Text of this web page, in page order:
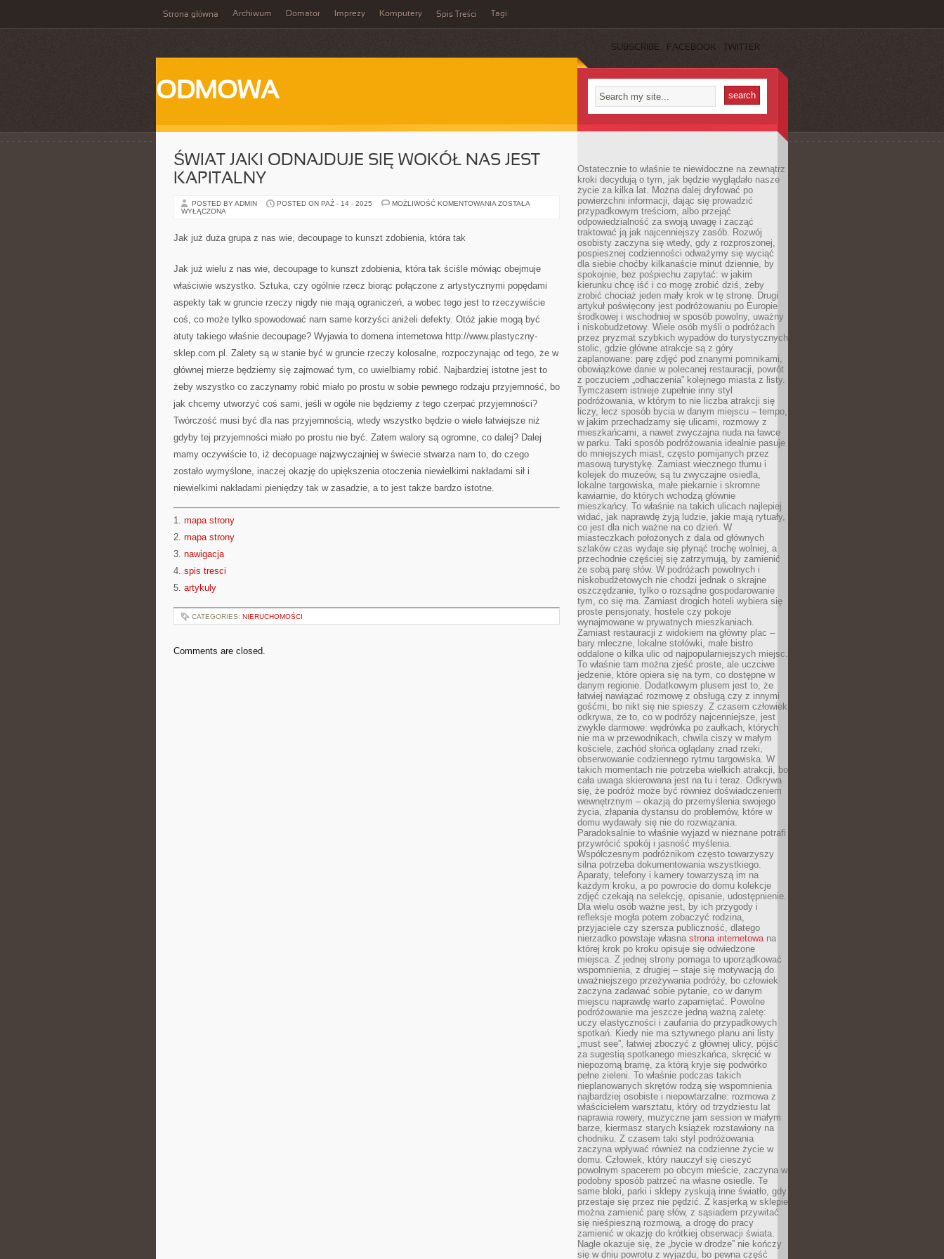
Strona główna Archiwum Domator Imprezy Komputery Spis Treści Tagi
SUBSCRIBE FACEBOOK TWITTER
ODMOWA
ŚWIAT JAKI ODNAJDUJE SIĘ WOKÓŁ NAS JEST
KAPITALNY
POSTED BY ADMIN POSTED ON PAŹ - 14 - 2025 MOŻLIWOŚĆ KOMENTOWANIA ŚWIAT
ZOSTAŁA
WYŁĄCZONA
Jak już duża grupa z nas wie, decoupage to kunszt zdobienia, która tak
Jak już wielu z nas wie, decoupage to kunszt zdobienia, która tak ściśle mówiąc obejmuje
właściwie wszystko. Sztuka, czy ogólnie rzecz biorąc połączone z artystycznymi popędami
aspekty tak w gruncie rzeczy nigdy nie mają ograniczeń, a wobec tego jest to rzeczywiście
coś, co może tylko spowodować nam same korzyści aniżeli defekty. Otóż jakie mogą być
atuty takiego właśnie decoupage? Wyjawia to domena internetowa http://www.plastyczny-
sklep.com.pl. Zalety są w stanie być w gruncie rzeczy kolosalne, rozpoczynając od tego, że w
głównej mierze będziemy się zajmować tym, co uwielbiamy robić. Najbardziej istotne jest to
żeby wszystko co zaczynamy robić miało po prostu w sobie pewnego rodzaju przyjemność, bo
jak chcemy utworzyć coś sami, jeśli w ogóle nie będziemy z tego czerpać przyjemności?
Twórczość musi być dla nas przyjemnością, wtedy wszystko będzie o wiele łatwiejsze niż
gdyby tej przyjemności miało po prostu nie być. Zatem walory są ogromne, co dalej? Dalej
mamy oczywiście to, iż decopuage najzwyczajniej w świecie stwarza nam to, do czego
zostało wymyślone, inaczej okazję do upiększenia otoczenia niewielkimi nakładami sił i
niewielkimi nakładami pieniędzy tak w zasadzie, a to jest także bardzo istotne.
1. mapa strony
2. mapa strony
3. nawigacja
4. spis tresci
5. artykuly
CATEGORIES: NIERUCHOMOŚCI
Comments are closed.
Ostatecznie to właśnie te niewidoczne na zewnątrz
kroki decydują o tym, jak będzie wyglądało nasze
życie za kilka lat. Można dalej dryfować po
powierzchni informacji, dając się prowadzić
przypadkowym treściom, albo przejąć
odpowiedzialność za swoją uwagę i zacząć
traktować ją jak najcenniejszy zasób. Rozwój
osobisty zaczyna się wtedy, gdy z rozproszonej,
pospiesznej codzienności odważymy się wyciąć
dla siebie choćby kilkanaście minut dziennie, by
spokojnie, bez pośpiechu zapytać: w jakim
kierunku chcę iść i co mogę zrobić dziś, żeby
zrobić chociaż jeden mały krok w tę stronę. Drugi
artykuł poświęcony jest podróżowaniu po Europie
środkowej i wschodniej w sposób powolny, uważny
i niskobudżetowy. Wiele osób myśli o podróżach
przez pryzmat szybkich wypadów do turystycznych
stolic, gdzie główne atrakcje są z góry
zaplanowane: parę zdjęć pod znanymi pomnikami,
obowiązkowe danie w polecanej restauracji, powrót
z poczuciem „odhaczenia” kolejnego miasta z listy.
Tymczasem istnieje zupełnie inny styl
podróżowania, w którym to nie liczba atrakcji się
liczy, lecz sposób bycia w danym miejscu – tempo,
w jakim przechadzamy się ulicami, rozmowy z
mieszkańcami, a nawet zwyczajna nuda na ławce
w parku. Taki sposób podróżowania idealnie pasuje
do mniejszych miast, często pomijanych przez
masową turystykę. Zamiast wiecznego tłumu i
kolejek do muzeów, są tu zwyczajne osiedla,
lokalne targowiska, małe piekarnie i skromne
kawiarnie, do których wchodzą głównie
mieszkańcy. To właśnie na takich ulicach najlepiej
widać, jak naprawdę żyją ludzie, jakie mają rytuały,
co jest dla nich ważne na co dzień. W
miasteczkach położonych z dala od głównych
szlaków czas wydaje się płynąć trochę wolniej, a
przechodnie częściej się zatrzymują, by zamienić
ze sobą parę słów. W podróżach powolnych i
niskobudżetowych nie chodzi jednak o skrajne
oszczędzanie, tylko o rozsądne gospodarowanie
tym, co się ma. Zamiast drogich hoteli wybiera się
proste pensjonaty, hostele czy pokoje
wynajmowane w prywatnych mieszkaniach.
Zamiast restauracji z widokiem na główny plac –
bary mleczne, lokalne stołówki, małe bistro
oddalone o kilka ulic od najpopularniejszych miejsc.
To właśnie tam można zjeść proste, ale uczciwe
jedzenie, które opiera się na tym, co dostępne w
danym regionie. Dodatkowym plusem jest to, że
łatwiej nawiązać rozmowę z obsługą czy z innymi
gośćmi, bo nikt się nie spieszy. Z czasem człowiek
odkrywa, że to, co w podróży najcenniejsze, jest
zwykle darmowe: wędrówka po zaułkach, których
nie ma w przewodnikach, chwila ciszy w małym
kościele, zachód słońca oglądany znad rzeki,
obserwowanie codziennego rytmu targowiska. W
takich momentach nie potrzeba wielkich atrakcji, bo
cała uwaga skierowana jest na tu i teraz. Odkrywa
się, że podróż może być również doświadczeniem
wewnętrznym – okazją do przemyślenia swojego
życia, złapania dystansu do problemów, które w
domu wydawały się nie do rozwiązania.
Paradoksalnie to właśnie wyjazd w nieznane potrafi
przywrócić spokój i jasność myślenia.
Współczesnym podróżnikom często towarzyszy
silna potrzeba dokumentowania wszystkiego.
Aparaty, telefony i kamery towarzyszą im na
każdym kroku, a po powrocie do domu kolekcje
zdjęć czekają na selekcję, opisanie, udostępnienie.
Dla wielu osób ważne jest, by ich przygody i
refleksje mogła potem zobaczyć rodzina,
przyjaciele czy szersza publiczność, dlatego
nierzadko powstaje własna strona internetowana
której krok po kroku opisuje się odwiedzone
miejsca. Z jednej strony pomaga to uporządkować
wspomnienia, z drugiej – staje się motywacją do
uważniejszego przeżywania podróży, bo człowiek
zaczyna zadawać sobie pytanie, co w danym
miejscu naprawdę warto zapamiętać. Powolne
podróżowanie ma jeszcze jedną ważną zaletę:
uczy elastyczności i zaufania do przypadkowych
spotkań. Kiedy nie ma sztywnego planu ani listy
„must see”, łatwiej zboczyć z głównej ulicy, pójść
za sugestią spotkanego mieszkańca, skręcić w
niepozorną bramę, za którą kryje się podwórko
pełne zieleni. To właśnie podczas takich
nieplanowanych skrętów rodzą się wspomnienia
najbardziej osobiste i niepowtarzalne: rozmowa z
właścicielem warsztatu, który od trzydziestu lat
naprawia rowery, muzyczne jam session w małym
barze, kiermasz starych książek rozstawiony na
chodniku. Z czasem taki styl podróżowania
zaczyna wpływać również na codzienne życie w
domu. Człowiek, który nauczył się cieszyć
powolnym spacerem po obcym mieście, zaczyna w
podobny sposób patrzeć na własne osiedle. Te
same bloki, parki i sklepy zyskują inne światło, gdy
przestaje się przez nie pędzić. Z kasjerką w sklepie
można zamienić parę słów, z sąsiadem przywitać
się nieśpieszną rozmową, a drogę do pracy
zamienić w okazję do krótkiej obserwacji świata.
Nagle okazuje się, że „bycie w drodze” nie kończy
się w dniu powrotu z wyjazdu, bo pewna część